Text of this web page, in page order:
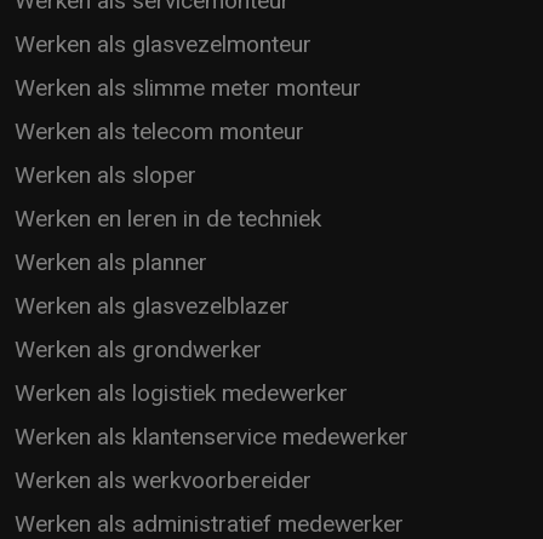
Werken als glasvezelmonteur
Werken als slimme meter monteur
Werken als telecom monteur
Werken als sloper
Werken en leren in de techniek
Werken als planner
Werken als glasvezelblazer
Werken als grondwerker
Werken als logistiek medewerker
Werken als klantenservice medewerker
Werken als werkvoorbereider
Werken als administratief medewerker